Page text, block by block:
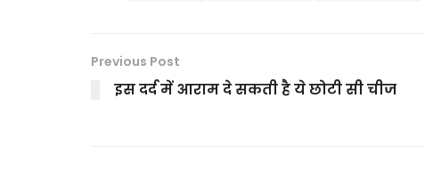
Previous Post
इस दर्द में आराम दे सकती है ये छोटी सी चीज